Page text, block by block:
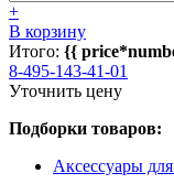
+
В корзину
Итого: {{
8-495-143-41-01
Уточнить цену
Подборки товаров:
Аксессуары